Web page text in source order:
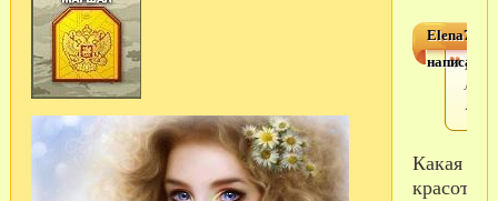
Elena73
Мои
:
Какая